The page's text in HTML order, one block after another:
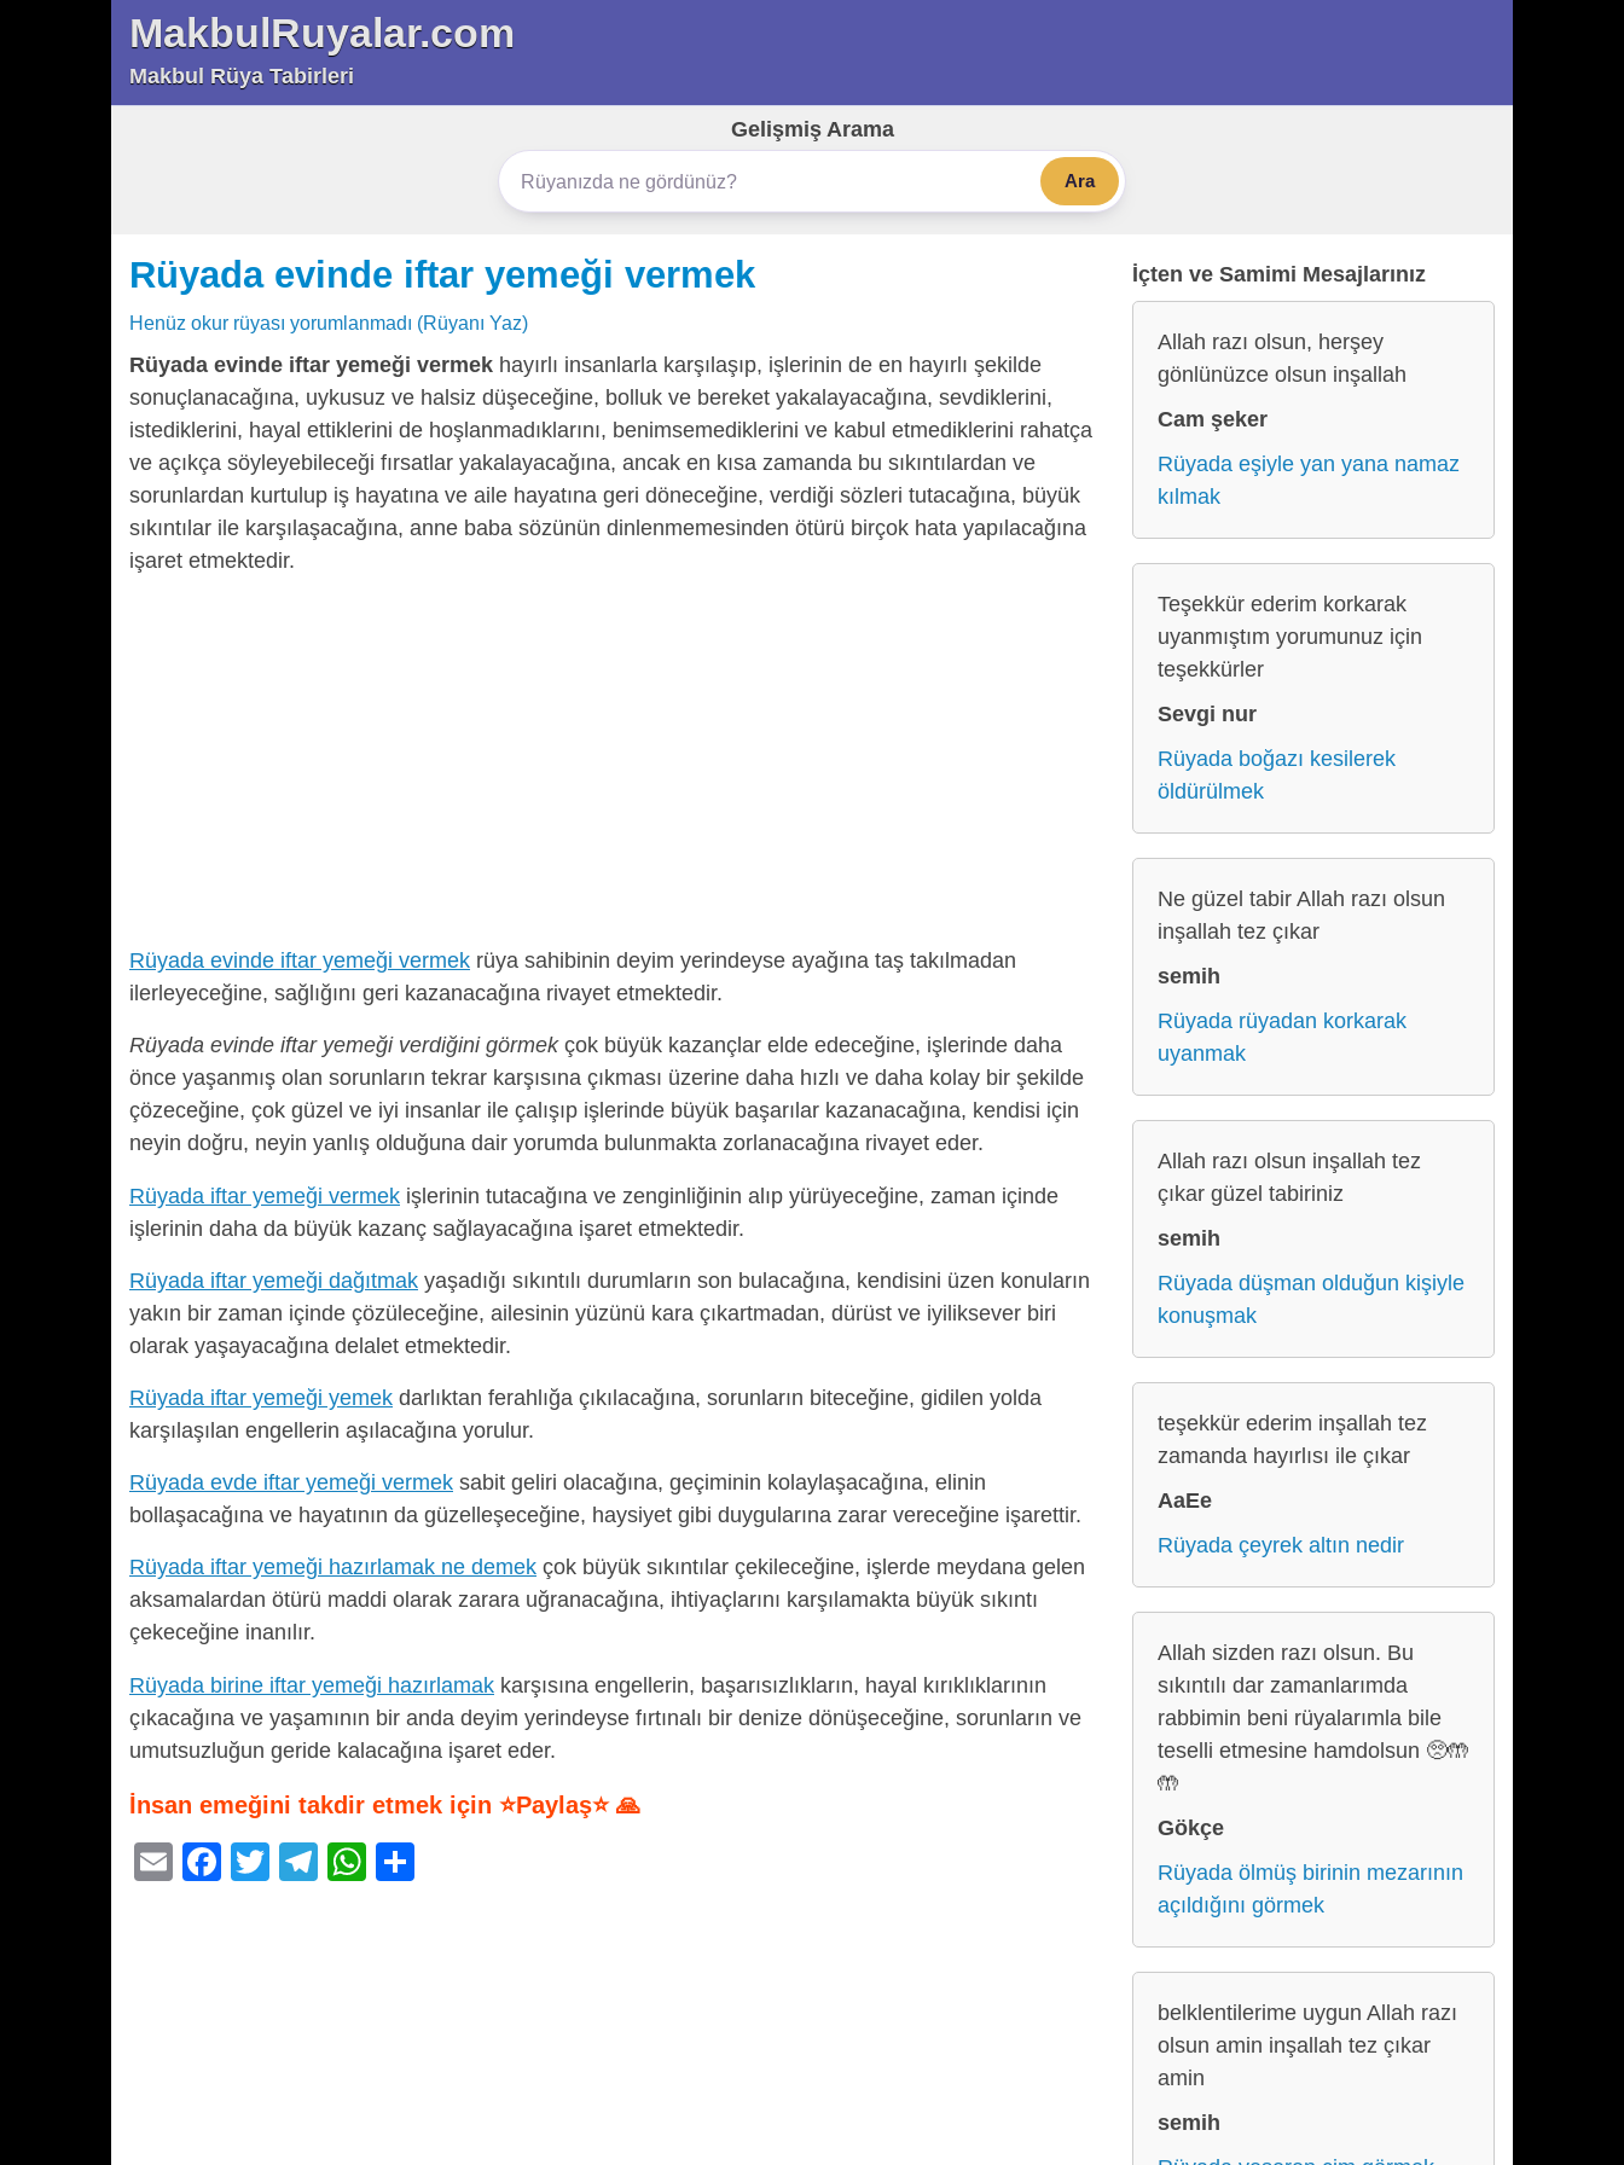
MakbulRuyalar.com
Makbul Rüya Tabirleri
Gelişmiş Arama
Ara
Rüyada evinde iftar yemeği vermek
Henüz okur rüyası yorumlanmadı (Rüyanı Yaz)
Rüyada evinde iftar yemeği vermek hayırlı insanlarla karşılaşıp, işlerinin de en hayırlı şekilde
sonuçlanacağına, uykusuz ve halsiz düşeceğine, bolluk ve bereket yakalayacağına, sevdiklerini,
istediklerini, hayal ettiklerini de hoşlanmadıklarını, benimsemediklerini ve kabul etmediklerini rahatça
ve açıkça söyleyebileceği fırsatlar yakalayacağına, ancak en kısa zamanda bu sıkıntılardan ve
sorunlardan kurtulup iş hayatına ve aile hayatına geri döneceğine, verdiği sözleri tutacağına, büyük
sıkıntılar ile karşılaşacağına, anne baba sözünün dinlenmemesinden ötürü birçok hata yapılacağına
işaret etmektedir.
Rüyada evinde iftar yemeği vermek rüya sahibinin deyim yerindeyse ayağına taş takılmadan
ilerleyeceğine, sağlığını geri kazanacağına rivayet etmektedir.
Rüyada evinde iftar yemeği verdiğini görmekçok büyük kazançlar elde edeceğine, işlerinde daha
önce yaşanmış olan sorunların tekrar karşısına çıkması üzerine daha hızlı ve daha kolay bir şekilde
çözeceğine, çok güzel ve iyi insanlar ile çalışıp işlerinde büyük başarılar kazanacağına, kendisi için
neyin doğru, neyin yanlış olduğuna dair yorumda bulunmakta zorlanacağına rivayet eder.
Rüyada iftar yemeği vermek işlerinin tutacağına ve zenginliğinin alıp yürüyeceğine, zaman içinde
işlerinin daha da büyük kazanç sağlayacağına işaret etmektedir.
Rüyada iftar yemeği dağıtmak yaşadığı sıkıntılı durumların son bulacağına, kendisini üzen konuların
yakın bir zaman içinde çözüleceğine, ailesinin yüzünü kara çıkartmadan, dürüst ve iyiliksever biri
olarak yaşayacağına delalet etmektedir.
Rüyada iftar yemeği yemek darlıktan ferahlığa çıkılacağına, sorunların biteceğine, gidilen yolda
karşılaşılan engellerin aşılacağına yorulur.
Rüyada evde iftar yemeği vermek sabit geliri olacağına, geçiminin kolaylaşacağına, elinin
bollaşacağına ve hayatının da güzelleşeceğine, haysiyet gibi duygularına zarar vereceğine işarettir.
Rüyada iftar yemeği hazırlamak ne demek çok büyük sıkıntılar çekileceğine, işlerde meydana gelen
aksamalardan ötürü maddi olarak zarara uğranacağına, ihtiyaçlarını karşılamakta büyük sıkıntı
çekeceğine inanılır.
Rüyada birine iftar yemeği hazırlamak karşısına engellerin, başarısızlıkların, hayal kırıklıklarının
çıkacağına ve yaşamının bir anda deyim yerindeyse fırtınalı bir denize dönüşeceğine, sorunların ve
umutsuzluğun geride kalacağına işaret eder.
İnsan emeğini takdir etmek için ⭐Paylaş⭐ 🙏
E
F
T
T
W
İçten ve Samimi Mesajlarınız
Allah razı olsun, herşey
gönlünüzce olsun inşallah
Cam şeker
Rüyada eşiyle yan yana namaz
kılmak
Teşekkür ederim korkarak
uyanmıştım yorumunuz için
teşekkürler
Sevgi nur
Rüyada boğazı kesilerek
öldürülmek
Ne güzel tabir Allah razı olsun
inşallah tez çıkar
semih
Rüyada rüyadan korkarak
uyanmak
Allah razı olsun inşallah tez
çıkar güzel tabiriniz
semih
Rüyada düşman olduğun kişiyle
konuşmak
teşekkür ederim inşallah tez
zamanda hayırlısı ile çıkar
AaEe
Rüyada çeyrek altın nedir
Allah sizden razı olsun. Bu
sıkıntılı dar zamanlarımda
rabbimin beni rüyalarımla bile
teselli etmesine hamdolsun 🥺🤲
🤲
Gökçe
Rüyada ölmüş birinin mezarının
açıldığını görmek
belklentilerime uygun Allah razı
olsun amin inşallah tez çıkar
amin
semih